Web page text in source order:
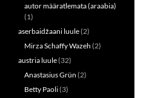
autor määratlemata (araabia)
(1)
aserbaidžaani luule(2)
Mirza Schaffy Wazeh (2)
austria luule(32)
Anastasius Grün (2)
Betty Paoli(3)